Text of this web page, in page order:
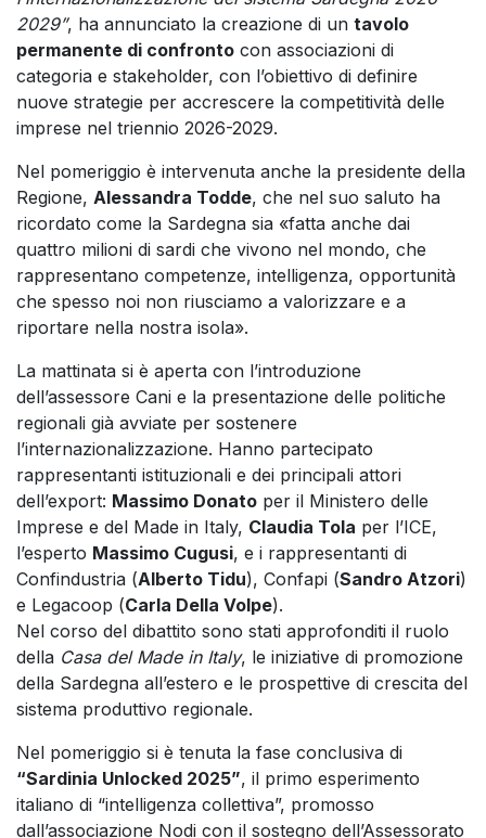
2029”, ha annunciato la creazione di un tavolo
permanente di confronto con associazioni di
categoria e stakeholder, con l’obiettivo di definire
nuove strategie per accrescere la competitività delle
imprese nel triennio 2026-2029.
Nel pomeriggio è intervenuta anche la presidente della
Regione, Alessandra Todde, che nel suo saluto ha
ricordato come la Sardegna sia «fatta anche dai
quattro milioni di sardi che vivono nel mondo, che
rappresentano competenze, intelligenza, opportunità
che spesso noi non riusciamo a valorizzare e a
riportare nella nostra isola».
La mattinata si è aperta con l’introduzione
dell’assessore Cani e la presentazione delle politiche
regionali già avviate per sostenere
l’internazionalizzazione. Hanno partecipato
rappresentanti istituzionali e dei principali attori
dell’export: Massimo Donato per il Ministero delle
Imprese e del Made in Italy, Claudia Tola per l’ICE,
l’esperto Massimo Cugusi, e i rappresentanti di
Confindustria (Alberto Tidu), Confapi (Sandro Atzori)
e Legacoop (Carla Della Volpe).
Nel corso del dibattito sono stati approfonditi il ruolo
della Casa del Made in Italy, le iniziative di promozione
della Sardegna all’estero e le prospettive di crescita del
sistema produttivo regionale.
Nel pomeriggio si è tenuta la fase conclusiva di
“Sardinia Unlocked 2025”, il primo esperimento
italiano di “intelligenza collettiva”, promosso
dall’associazione Nodi con il sostegno dell’Assessorato